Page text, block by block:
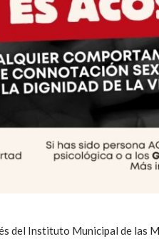
del Instituto Municipal de las